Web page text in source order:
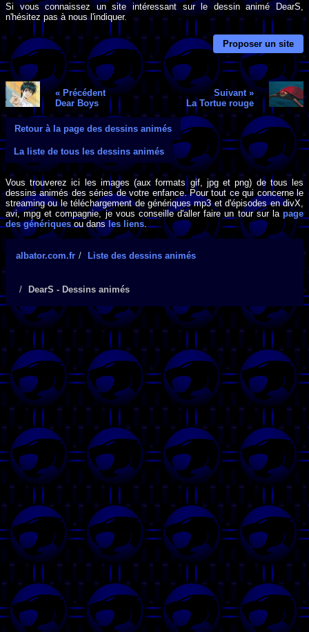
Si vous connaissez un site intéressant sur le dessin animé DearS,
n'hésitez pas à nous l'indiquer.
Proposer un site
« Précédent
Dear Boys
Suivant »
La Tortue rouge
Retour à la page des dessins animés
La liste de tous les dessins animés
Vous trouverez ici les images (aux formats gif, jpg et png) de tous les
dessins animés des séries de votre enfance. Pour tout ce qui concerne le
streaming ou le téléchargement de génériques mp3 et d'épisodes en divX,
avi, mpg et compagnie, je vous conseille d'aller faire un tour sur la page
des génériquesou dans les liens.
albator.com.fr Liste des dessins animés
DearS - Dessins animés